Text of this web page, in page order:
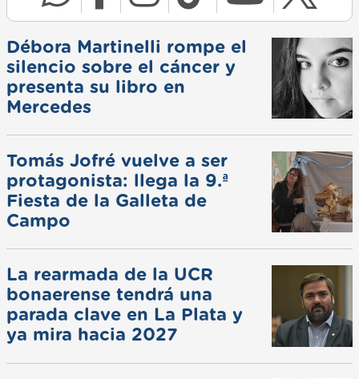
Débora Martinelli rompe el
silencio sobre el cáncer y
presenta su libro en
Mercedes
Tomás Jofré vuelve a ser
protagonista: llega la 9.ª
Fiesta de la Galleta de
Campo
La rearmada de la UCR
bonaerense tendrá una
parada clave en La Plata y
ya mira hacia 2027